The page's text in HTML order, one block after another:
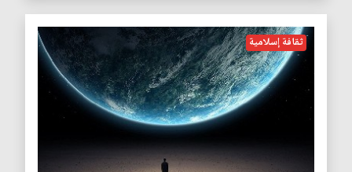
ثقافة إسلامية